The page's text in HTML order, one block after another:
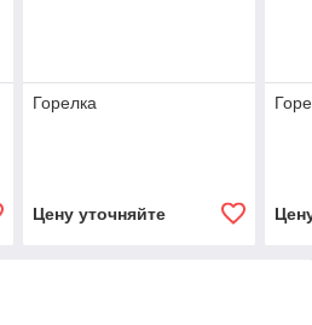
Горелка
Цену уточняйте